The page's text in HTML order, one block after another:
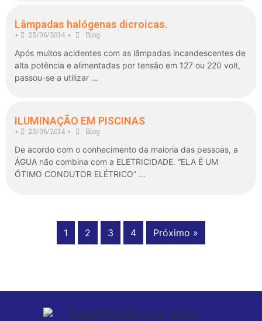
Lâmpadas halógenas dicroicas.
• 25/06/2014 • Blog
Após muitos acidentes com as lâmpadas incandescentes de
alta potência e alimentadas por tensão em 127 ou 220 volt,
passou-se a utilizar …
ILUMINAÇÃO EM PISCINAS
• 23/06/2014 • Blog
De acordo com o conhecimento da maioria das pessoas, a
ÁGUA não combina com a ELETRICIDADE. “ELA É UM
ÓTIMO CONDUTOR ELÉTRICO” …
1 2 3 4 Próximo »